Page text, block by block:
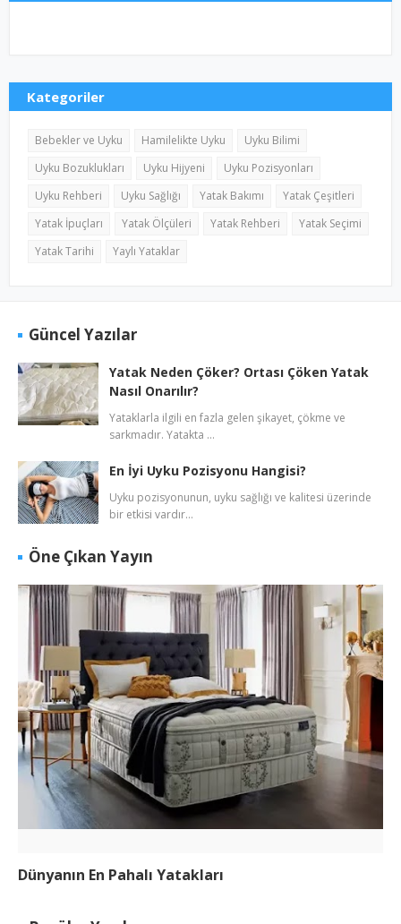
Kategoriler
Bebekler ve Uyku Hamilelikte Uyku
Uyku Bilimi
Uyku Bozuklukları
Uyku Hijyeni
Uyku Pozisyonları
Uyku Rehberi
Uyku Sağlığı Yatak Bakımı
Yatak Çeşitleri
Yatak İpuçları
Yatak Ölçüleri Yatak Rehberi
Yatak Seçimi
Yatak Tarihi
Yaylı Yataklar
Güncel Yazılar
Yatak Neden Çöker? Ortası Çöken Yatak
Nasıl Onarılır?
Yataklarla ilgili en fazla gelen şikayet, çökme ve
sarkmadır. Yatakta …
En İyi Uyku Pozisyonu Hangisi?
Uyku pozisyonunun, uyku sağlığı ve kalitesi üzerinde
bir etkisi vardır…
Öne Çıkan Yayın
Dünyanın En Pahalı Yatakları